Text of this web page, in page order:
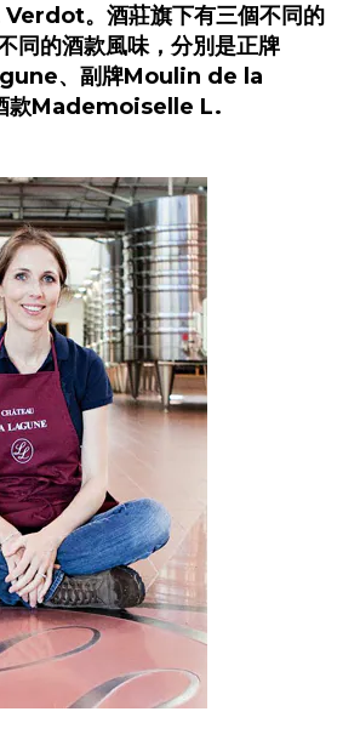
。酒莊旗下有三個不同的
同的酒款風味，分別是正牌
、副牌Moulin de la
款Mademoiselle L.